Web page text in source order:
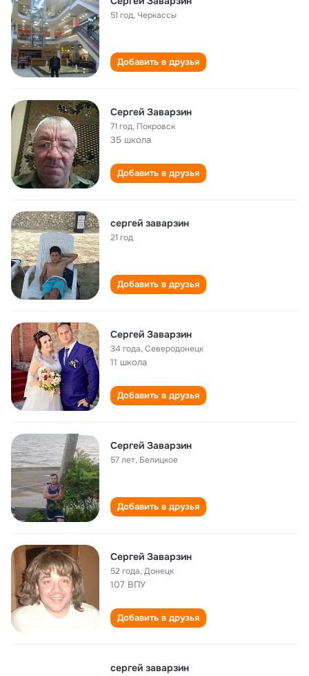
51 год,Черкассы
Добавить в друзья
Сергей Заварзин
71 год, Покровск
35 школа
Добавить в друзья
сергей заварзин
21 год
Добавить в друзья
Сергей Заварзин
34 года,Северодонецк
11 школа
Добавить в друзья
Сергей Заварзин
57 лет, Белицкое
Добавить в друзья
Сергей Заварзин
52 года,Донецк
107 ВПУ
Добавить в друзья
сергей заварзин